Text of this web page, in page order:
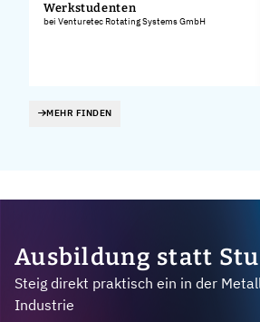
Werkstudenten
bei Venturetec Rotating Systems GmbH
MEHR FINDEN
Ausbildung statt
Steig direkt praktisch ein in der
Industrie